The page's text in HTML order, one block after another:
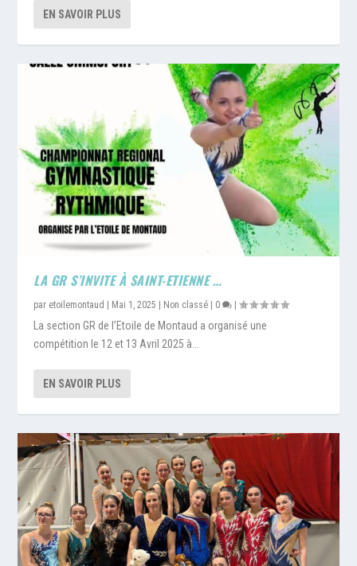
EN SAVOIR PLUS
LA GR S’INVITE À SAINT-ETIENNE …
par etoilemontaud | Mai 1, 2025 | Non classé | 0 |
La section GR de l’Etoile de Montaud a organisé une
compétition le 12 et 13 Avril 2025 à...
EN SAVOIR PLUS